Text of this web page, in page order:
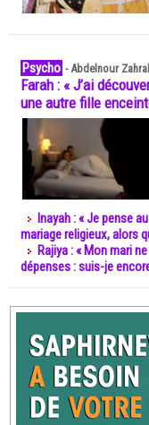
Psycho -Abdelnour
Farah : « J’ai
une autre fille
Inayah : « Je pense
mariage religieux, alors
Rajiya : « Mon mari
dépenses : suis-je